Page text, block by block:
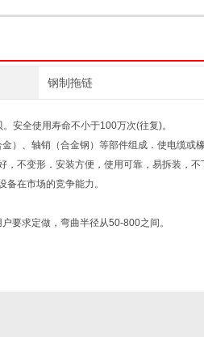
钢制拖链
安全使用寿命不小于100万次(往复)。
）、轴销（合金钢）等部件组成．使电缆或
不变形．安装方便，使用可靠，易拆装，不
在市场的竞争能力。
要求定做，弯曲半径从50-800之间。